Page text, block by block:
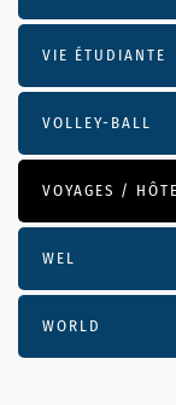
VIE ÉTUDIANTE
VOLLEY-BALL
VOYAGES /
WEL
WORLD